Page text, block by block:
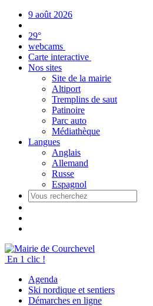
9 août 2026
29°
webcams
Carte interactive
Nos sites
Site de la mairie
Altiport
Tremplins de saut
Patinoire
Parc auto
Médiathèque
Langues
Anglais
Allemand
Russe
Espagnol
En 1 clic !
Agenda
Ski nordique et sentiers
Démarches en ligne